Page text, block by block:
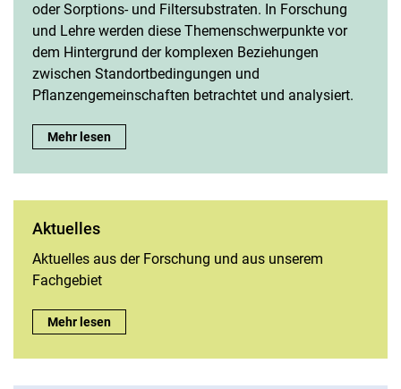
oder Sorptions- und Filtersubstraten. In Forschung
und Lehre werden diese Themenschwerpunkte vor
dem Hintergrund der komplexen Beziehungen
zwischen Standortbedingungen und
Pflanzengemeinschaften betrachtet und analysiert.
Arbeitsschwerpunkte:
Mehr lesen
Aktuelles
Aktuelles aus der Forschung und aus unserem
Fachgebiet
Aktuelles:
Mehr lesen